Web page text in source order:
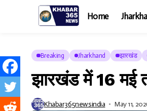
Home
Breaking Jharkhand झारखंड
झारखंड में 16 मई
Khabar365newsindia May 11,